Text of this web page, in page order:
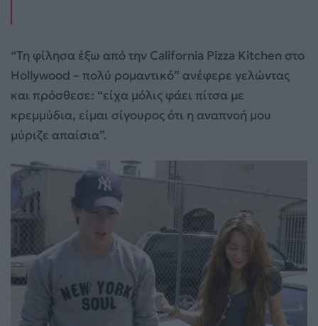
“Τη φίλησα έξω από την California Pizza Kitchen στο
Hollywood – πολύ ρομαντικό” ανέφερε γελώντας
και πρόσθεσε: “είχα μόλις φάει πίτσα με
κρεμμύδια, είμαι σίγουρος ότι η αναπνοή μου
μύριζε απαίσια”.